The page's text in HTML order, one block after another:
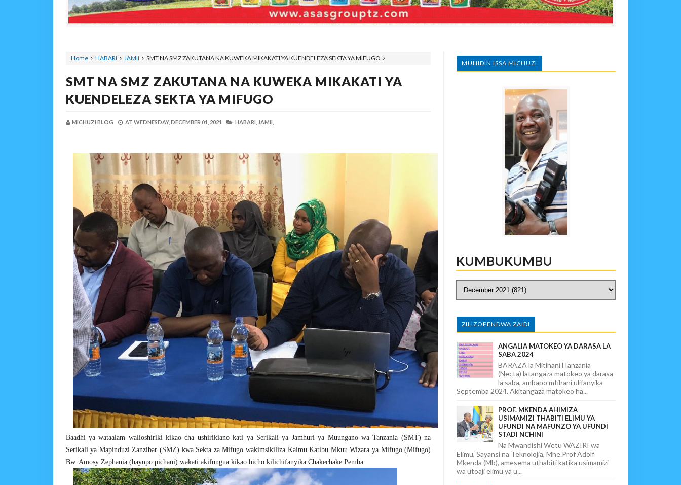
Home HABARI JAMII SMT NA SMZ ZAKUTANA NA KUWEKA MIKAKATI YA KUENDELEZA SEKTA YA MIFUGO
SMT NA SMZ ZAKUTANA NA KUWEKA MIKAKATI YA
KUENDELEZA SEKTA YA MIFUGO
MICHUZI BLOG AT WEDNESDAY, DECEMBER 01, 2021 HABARI, JAMII,
Baadhi ya wataalam walioshiriki kikao cha ushirikiano kati ya Serikali ya Jamhuri ya Muungano wa Tanzania (SMT) na
Serikali ya Mapinduzi Zanzibar (SMZ) kwa Sekta za Mifugo wakimsikiliza Kaimu Katibu Mkuu Wizara ya Mifugo (Mifugo)
Bw. Amosy Zephania (hayupo pichani) wakati akifungua kikao hicho kilichifanyika Chakechake Pemba.
MUHIDIN ISSA MICHUZI
KUMBUKUMBU
ZILIZOPENDWA ZAIDI
ANGALIA MATOKEO YA DARASA LA
SABA 2024
BARAZA la Mitihani lTanzania
(Necta) latangaza matokeo ya darasa
la saba, ambapo mtihani ulifanyika
Septemba 2024. Akitangaza matokeo ha...
PROF. MKENDA AHIMIZA
USIMAMIZI THABITI ELIMU YA
UFUNDI NA MAFUNZO YA UFUNDI
STADI NCHINI
Na Mwandishi Wetu WAZIRI wa
Elimu, Sayansi na Teknolojia, Mhe.Prof Adolf
Mkenda (Mb), amesema uthabiti katika usimamizi
wa utoaji elimu ya u...